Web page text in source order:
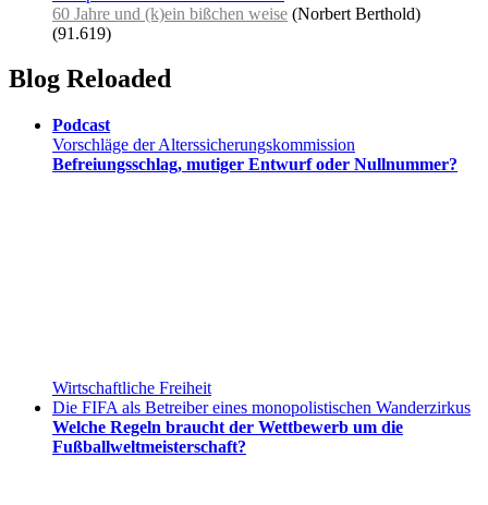
60 Jahre und (k)ein bißchen weise (Norbert Berthold)
(91.619)
Blog Reloaded
Podcast
Vorschläge der Alterssicherungskommission
Befreiungsschlag, mutiger Entwurf oder Nullnummer?
Wirtschaftliche Freiheit
Die FIFA als Betreiber eines monopolistischen Wanderzirkus
Welche Regeln braucht der Wettbewerb um die
Fußballweltmeisterschaft?